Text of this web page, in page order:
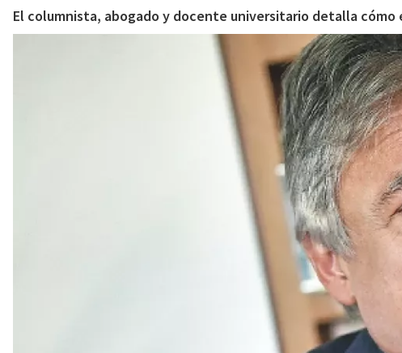
El columnista, abogado y docente universitario detalla